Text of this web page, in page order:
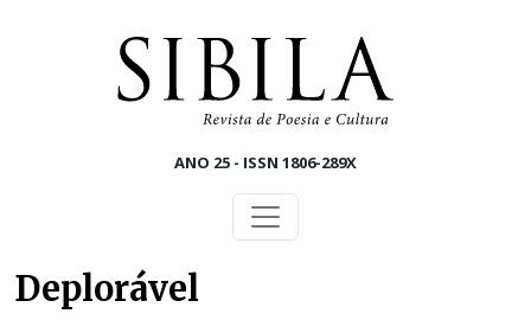
ANO 25 - ISSN 1806-289X
Deplorável